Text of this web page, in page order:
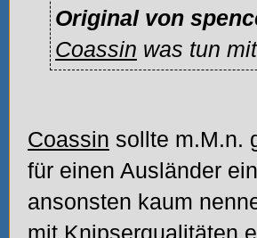
Original von
Coassin was tun
Coassin sollte m.M.n.
für einen Ausländer
ansonsten kaum
mit Knipserqualitäten